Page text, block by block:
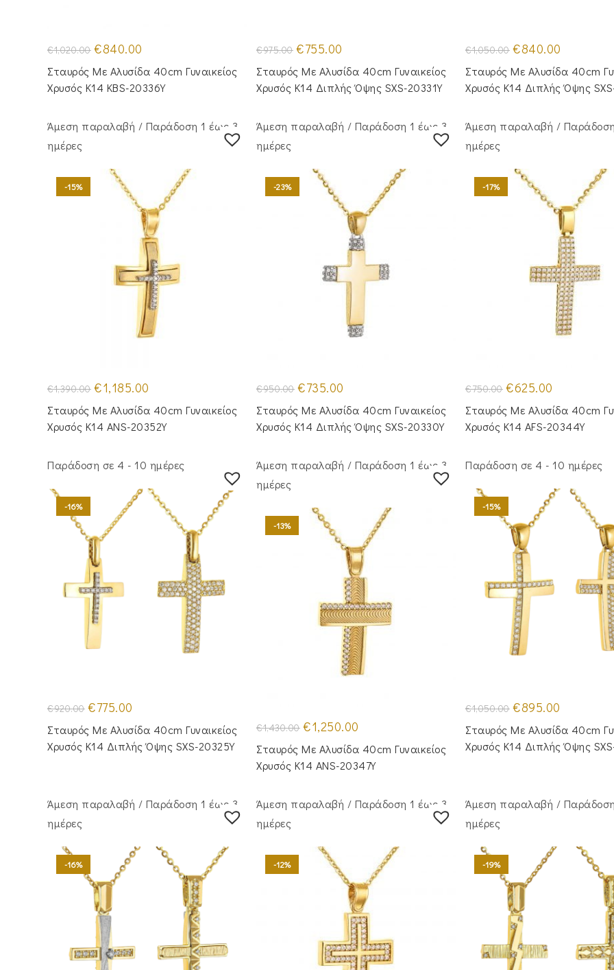
€1,020.00 Original
price
was:
€1,020.00.
€840.00
τιμή
είναι:
€840.00.
Σταυρός Mε Aλυσίδα 40cm Γυναικείος
Χρυσός Κ14 KBS-20336Y
€975.00 Original
price
was:
€975.00.
€755.00
τιμή
είναι:
€755.00.
Σταυρός Με Αλυσίδα 40cm Γυναικείος
Χρυσός Κ14 Διπλής Όψης SXS-20331Y
€1,050.00 Original
price
was:
€1,050.00.
€840.00
τιμή
είναι:
€840.00.
Σταυρός Με Αλυσίδα 40cm
Χρυσός Κ14 Διπλής Όψης
Άμεση παραλαβή / Παράδoση 1 έως 3
ημέρες
-15%
€1,390.00 Original
price
was:
€1,390.00.
€1,185.00
τιμή
είναι:
€1,185.00.
Σταυρός Με Αλυσίδα 40cm Γυναικείος
Χρυσός Κ14 ANS-20352Y
Άμεση παραλαβή / Παράδoση 1 έως 3
ημέρες
-23%
€950.00 Original
price
was:
€950.00.
€735.00
τιμή
είναι:
€735.00.
Σταυρός Με Αλυσίδα 40cm Γυναικείος
Χρυσός Κ14 Διπλής Όψης SXS-20330Y
Άμεση παραλαβή /
ημέρες
-17%
€750.00 Original
price
was:
€750.00.
€625.00
τιμή
είναι:
€625.00.
Σταυρός Με Αλυσίδα 40cm
Χρυσός Κ14 AFS-20344Y
Παράδοση σε 4 - 10 ημέρες
-16%
€920.00 Original
price
was:
€920.00.
€775.00
τιμή
είναι:
€775.00.
Σταυρός Με Αλυσίδα 40cm Γυναικείος
Χρυσός Κ14 Διπλής Όψης SXS-20325Y
Άμεση παραλαβή / Παράδoση 1 έως 3
ημέρες
-13%
€1,430.00 Original
price
was:
€1,430.00.
€1,250.00
τιμή
είναι:
€1,250.00.
Σταυρός Mε Aλυσίδα 40cm Γυναικείος
Χρυσός Κ14 ANS-20347Y
Παράδοση σε 4 - 10 ημέρες
-15%
€1,050.00 Original
price
was:
€1,050.00.
€895.00
τιμή
είναι:
€895.00.
Σταυρός Με Αλυσίδα 40cm
Χρυσός Κ14 Διπλής Όψης
Άμεση παραλαβή / Παράδoση 1 έως 3
ημέρες
-16%
Άμεση παραλαβή / Παράδoση 1 έως 3
ημέρες
-12%
Άμεση παραλαβή /
ημέρες
-19%